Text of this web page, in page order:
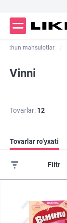
uchun mahsulotlar
Vinni
Tovarlar: 12
Tovarlar ro‘yxati
Filtr